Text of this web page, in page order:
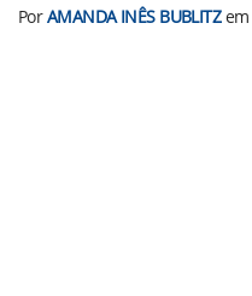
PorAMANDA INÊS BUBLITZem